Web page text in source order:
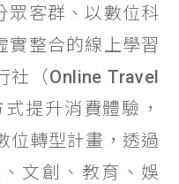
眾客群、以數位科
實整合的線上學習
社（Online Travel
提升消費體驗，
位轉型計畫，透過
文創、教育、娛